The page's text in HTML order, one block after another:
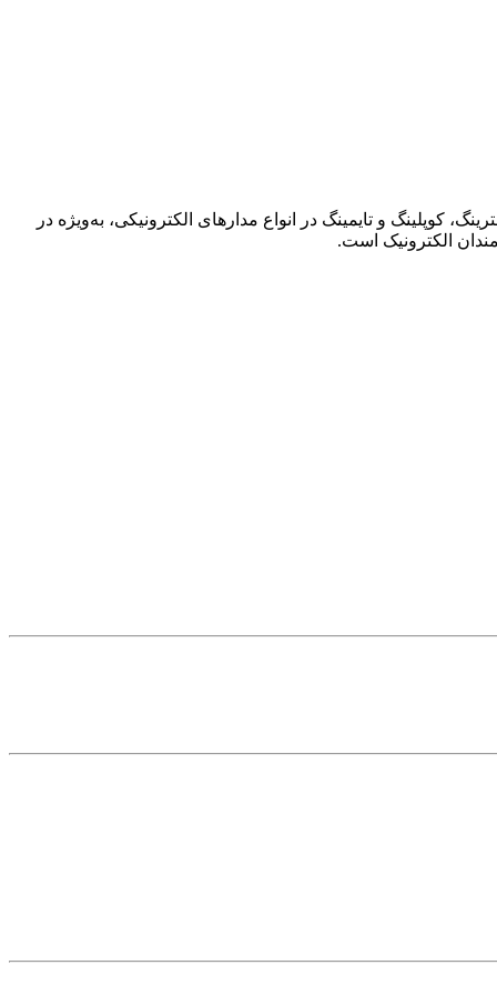
کوپلینگ و تایمینگ در انواع مدارهای الکترونیکی، به‌ویژه در
الکترونیک است.